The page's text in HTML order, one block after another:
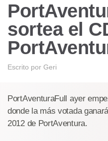
sortea el
Escrito por Geri
PortAventuraFull ayer
donde la más votada
2012 de PortAventura.